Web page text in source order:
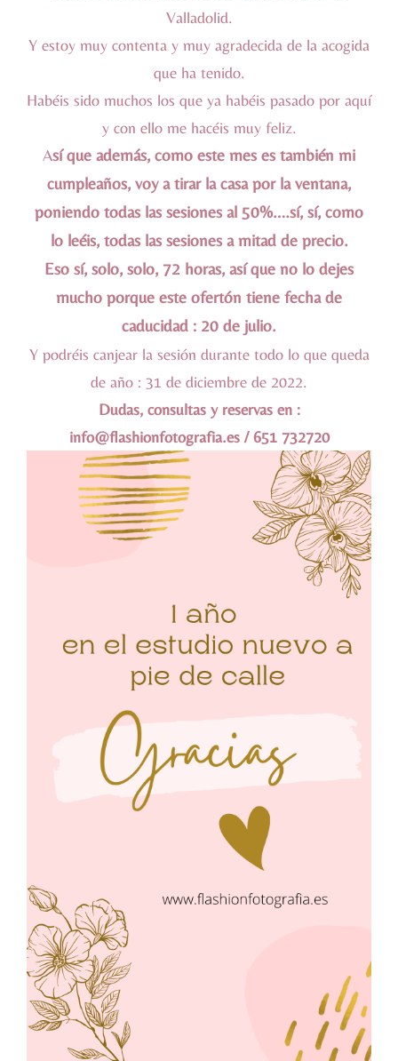
Valladolid.
Y estoy muy contenta y muy agradecida de la acogida
que ha tenido.
Habéis sido muchos los que ya habéis pasado por aquí
y con ello me hacéis muy feliz.
Así que además, como este mes es también mi
cumpleaños, voy a tirar la casa por la ventana,
poniendo todas las sesiones al 50%….sí, sí, como
lo leéis, todas las sesiones a mitad de precio.
Eso sí, solo, solo, 72 horas, así que no lo dejes
mucho porque este ofertón tiene fecha de
caducidad : 20 de julio.
Y podréis canjear la sesión durante todo lo que queda
de año : 31 de diciembre de 2022.
Dudas, consultas y reservas en :
info@flashionfotografia.es / 651 732720